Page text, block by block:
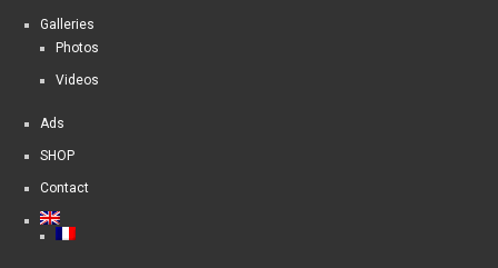
Galleries
Photos
Videos
Ads
SHOP
Contact